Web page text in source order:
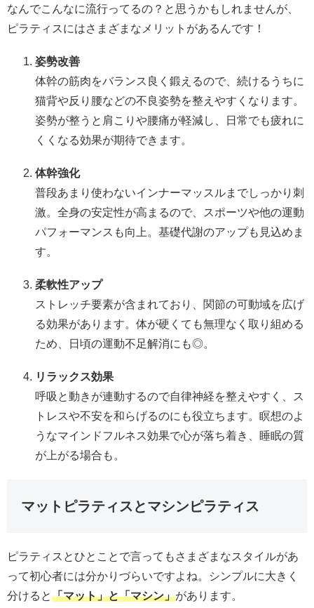
なんでこんなに流行ってるの？と思うかもしれませんが、
ピラティスにはさまざまなメリットがあるんです！
姿勢改善
体幹の筋肉をバランス良く鍛えるので、続けるうちに
猫背や反り腰などの不良姿勢を整えやすくなります。
姿勢が整うと肩こりや腰痛が軽減し、日常でも疲れに
くくなる効果が期待できます。
体幹強化
普段あまり使わないインナーマッスルまでしっかり刺
激。全身の安定性が高まるので、スポーツや他の運動
パフォーマンスも向上。基礎代謝のアップも見込めま
す。
柔軟性アップ
ストレッチ要素が含まれており、関節の可動域を広げ
る効果があります。体が硬くても無理なく取り組める
ため、日頃の運動不足解消にも◎。
リラックス効果
呼吸と動きが連動するので自律神経を整えやすく、ス
トレスや不安を和らげるのにも役立ちます。瞑想のよ
うなマインドフルネス効果で心が落ち着き、睡眠の質
が上がる場合も。
マットピラティスとマシンピラティス
ピラティスとひとことで言ってもさまざまなスタイルがあ
って初心者には分かりづらいですよね。シンプルに大きく
分けると「マット」と「マシン」があります。